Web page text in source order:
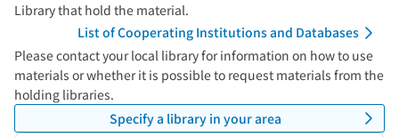
Library that hold the material.
List of Cooperating Institutions and Databases
Please contact your local library for information on how to use
materials or whether it is possible to request materials from the
holding libraries.
Specify a library in your area